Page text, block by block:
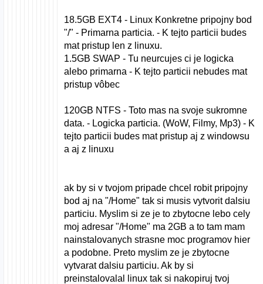
18.5GB EXT4 - Linux Konkretne pripojny bod
"/" - Primarna particia. - K tejto particii budes
mat pristup len z linuxu.
1.5GB SWAP - Tu neurcujes ci je logicka
alebo primarna - K tejto particii nebudes mat
pristup vôbec
120GB NTFS - Toto mas na svoje sukromne
data. - Logicka particia. (WoW, Filmy, Mp3) - K
tejto particii budes mat pristup aj z windowsu
a aj z linuxu
ak by si v tvojom pripade chcel robit pripojny
bod aj na "/Home" tak si musis vytvorit dalsiu
particiu. Myslim si ze je to zbytocne lebo cely
moj adresar "/Home" ma 2GB a to tam mam
nainstalovanych strasne moc programov hier
a podobne. Preto myslim ze je zbytocne
vytvarat dalsiu particiu. Ak by si
preinstalovalal linux tak si nakopiruj tvoj